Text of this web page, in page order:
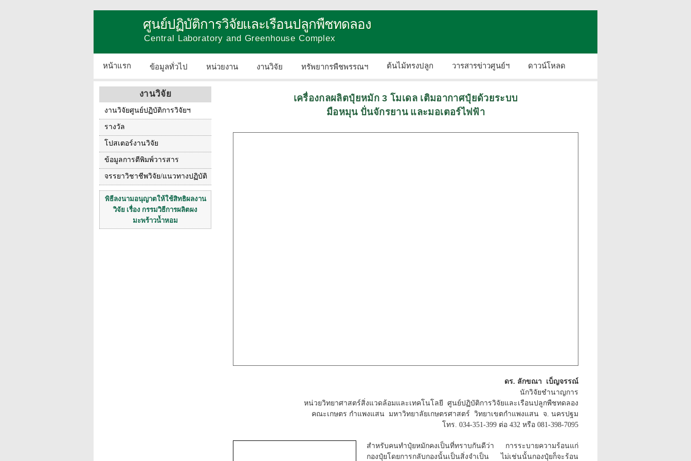
ศูนย์ปฏิบัติการวิจัยและเรือนปลูกพืชทดลอง
Central Laboratory and Greenhouse Complex
หน้าแรก ข้อมูลทั่วไป หน่วยงาน งานวิจัย ทรัพยากรพืชพรรณฯ ต้นไม้ทรงปลูก วารสารข่าวศูนย์ฯ ดาวน์โหลด
ติดต่อเรา
งานวิจัย
งานวิจัยศูนย์ปฏิบัติการวิจัยฯ
รางวัล
โปสเตอร์งานวิจัย
ข้อมูลการตีพิมพ์วารสาร
จรรยาวิชาชีพวิจัย/แนวทางปฏิบัติ
พิธีลงนามอนุญาตให้ใช้สิทธิผลงาน
วิจัย เรื่อง กรรมวิธีการผลิตผง
มะพร้าวน้ำหอม
เครื่องกลผลิตปุ๋ยหมัก 3 โมเดล เติมอากาศปุ๋ยด้วยระบบ
มือหมุน ปั่นจักรยาน และมอเตอร์ไฟฟ้า
ดร. ลักขณา เบ็ญจรรณ์
นักวิจัยชำนาญการ
หน่วยวิทยาศาสตร์สิ่งแวดล้อมและเทคโนโลยี ศูนย์ปฏิบัติการวิจัยและเรือนปลูกพืชทดลอง
คณะเกษตร กำแพงแสน มหาวิทยาลัยเกษตรศาสตร์ วิทยาเขตกำแพงแสน จ. นครปฐม
โทร. 034-351-399 ต่อ 432 หรือ 081-398-7095
สำหรับคนทำปุ๋ยหมักคงเป็นที่ทราบกันดีว่า การระบายความร้อนแก่
กองปุ๋ยโดยการกลับกองนั้นเป็นสิ่งจำเป็น ไม่เช่นนั้นกองปุ๋ยก็จะร้อน